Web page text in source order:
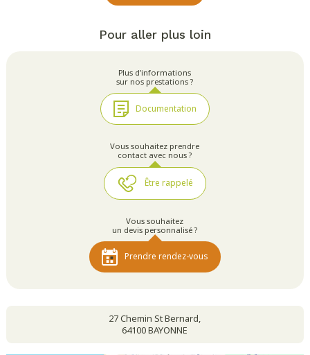
Pour aller plus loin
Plus d’informations
sur nos prestations ?
Documentation
Vous souhaitez prendre
contact avec nous ?
Être rappelé
Vous souhaitez
un devis personnalisé ?
Prendre rendez-vous
27 Chemin St Bernard,
64100 BAYONNE